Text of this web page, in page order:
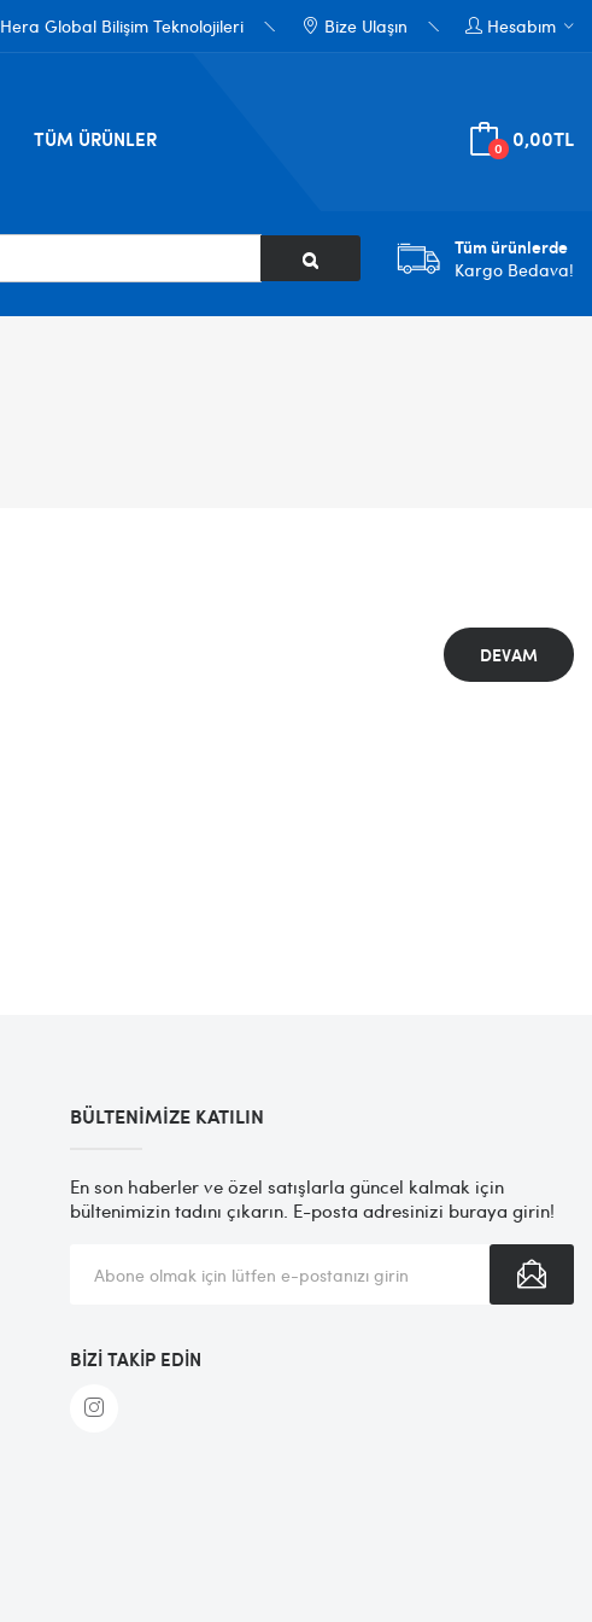
Hera Global Bilişim Teknolojileri Bize Ulaşın Hesabım
TÜM ÜRÜNLER 0 0,00TL
Tüm ürünlerde
Kargo Bedava!
DEVAM
BÜLTENIMIZE KATILIN
En son haberler ve özel satışlarla güncel kalmak için
bültenimizin tadını çıkarın. E-posta adresinizi buraya girin!
BIZI TAKIP EDIN